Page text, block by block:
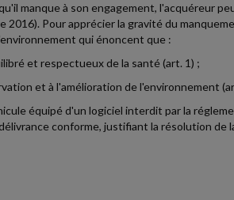
manque à son engagement, l'acquéreur
2016). Pour apprécier la gravité du
qui énoncent que :
et respectueux de la santé (art. 1) ;
et à l'amélioration de l'environnement
équipé d'un logiciel interdit par la
conforme, justifiant la résolution de